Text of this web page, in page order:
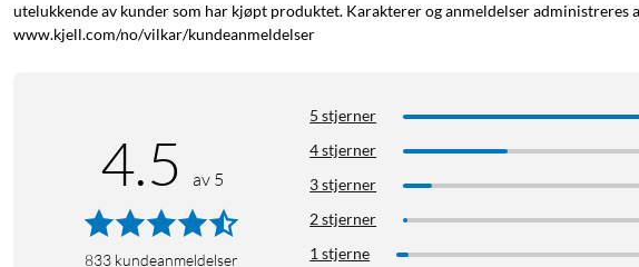
utelukkende av kunder som har kjøpt produktet. Karakterer og anmeldelser administreres
www.kjell.com/no/vilkar/kundeanmeldelser
4.5 av 5
833 kundeanmeldelser
5 stjerner
4 stjerner
3 stjerner
2 stjerner
1 stjerne